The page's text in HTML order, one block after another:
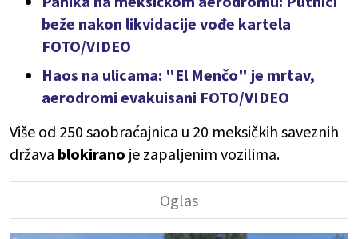
beže nakon likvidacije vođe kartela
FOTO/VIDEO
Haos na ulicama: "El Menčo" je mrtav,
aerodromi evakuisani FOTO/VIDEO
Više od 250 saobraćajnica u 20 meksičkih saveznih
država blokirano je zapaljenim vozilima.